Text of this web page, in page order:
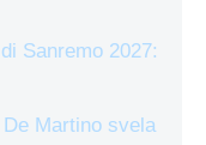
Sanremo 2027:
Martino svela